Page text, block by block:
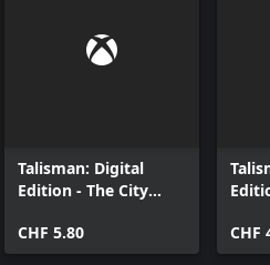
Talisman: Digital
Edition - The City
CHF 5.80
CHF